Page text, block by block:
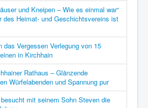
und Kneipen – Wie es einmal war“
des Heimat- und Geschichtsvereins ist
das Vergessen Verlegung von 15
in Kirchhain
Rathaus – Glänzende
Würfelabenden und Spannung pur
mit seinem Sohn Steven die